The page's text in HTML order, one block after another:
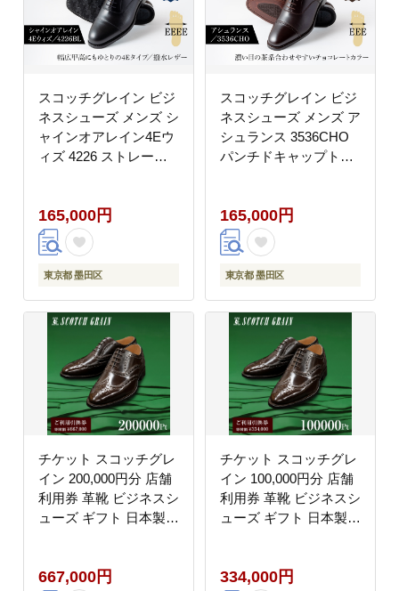
スコッチグレイン ビジ
ネスシューズ メンズ シ
ャインオアレイン4Eウ
ィズ 4226 ストレート
ト【26.5cm】
165,000円
東京都 墨田区
スコッチグレイン ビジ
ネスシューズ メンズ ア
シュランス 3536CHO
パンチドキャップトゥ
【26.0cm】
165,000円
東京都 墨田区
チケット スコッチグレ
イン 200,000円分 店舗
利用券 革靴 ビジネスシ
ューズ ギフト 日本製
667,000円
チケット スコッチグレ
イン 100,000円分 店舗
利用券 革靴 ビジネスシ
ューズ ギフト 日本製
334,000円